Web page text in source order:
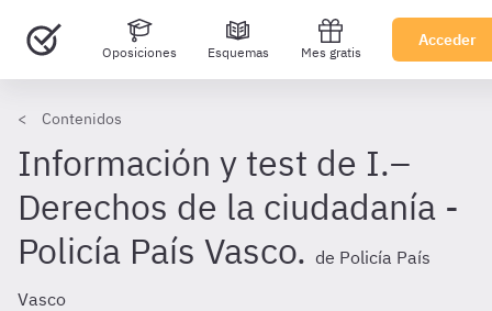
Oposiciones Esquemas Mes gratis
Acceder
Contenidos
Información y test de I.–
Derechos de la ciudadanía -
Policía País Vasco. de Policía País
Vasco